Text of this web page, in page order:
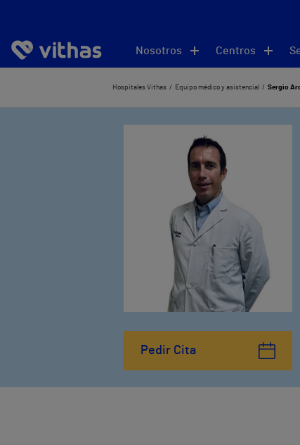
Nosotros Centros
Hospitales Vithas Equipo médico y asistencial Sergio
Pedir Cita